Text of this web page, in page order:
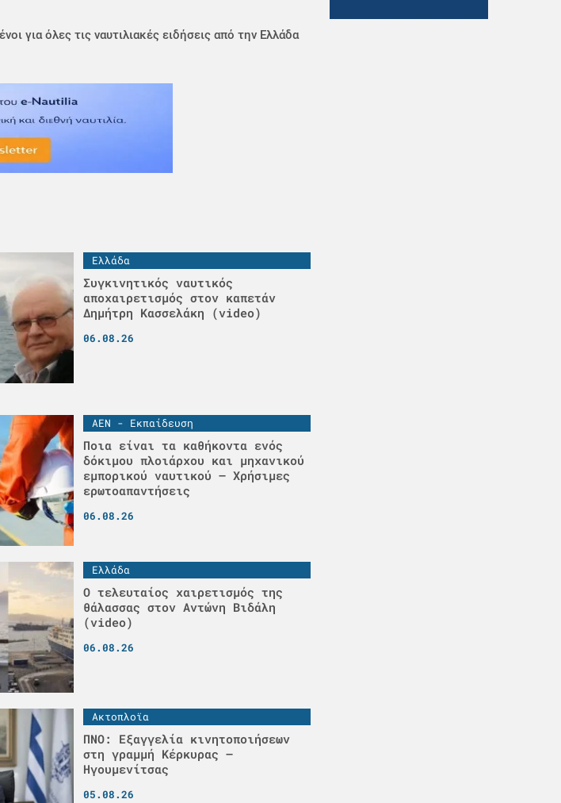
για όλες τις ναυτιλιακές ειδήσεις από την Ελλάδα
Ελλάδα
Συγκινητικός ναυτικός
αποχαιρετισμός στον καπετάν
Δημήτρη Κασσελάκη (video)
06.08.26
ΑΕΝ - Εκπαίδευση
Ποια είναι τα καθήκοντα ενός
δόκιμου πλοιάρχου και μηχανικού
εμπορικού ναυτικού – Χρήσιμες
ερωτοαπαντήσεις
06.08.26
Ελλάδα
Ο τελευταίος χαιρετισμός της
θάλασσας στον Αντώνη Βιδάλη
(video)
06.08.26
Ακτοπλοϊα
ΠΝΟ: Εξαγγελία κινητοποιήσεων
στη γραμμή Κέρκυρας –
Ηγουμενίτσας
05.08.26